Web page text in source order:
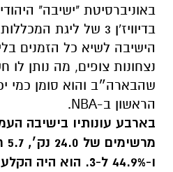
באוניברסיטת "ישיבה"
בדיוויז'ן 3 של ליגת
נצחונות צופים, מה נותן
שהבארה״ב והוא סומן כמי
הראשון ב-NBA.
בארבע עונותיו בישיבה
ו-44.9% ל-3. הוא